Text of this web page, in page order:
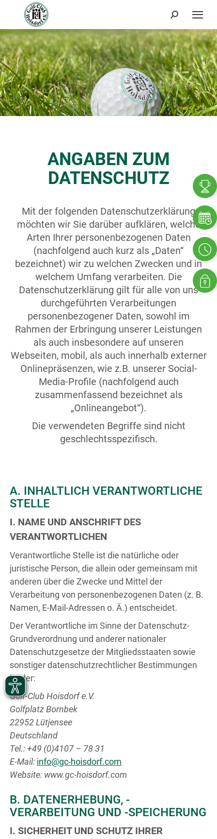
Search:
ANGABEN ZUM
DATENSCHUTZ
Mit der folgenden Datenschutzerklärung
möchten wir Sie darüber aufklären, welche
Arten Ihrer personenbezogenen Daten
(nachfolgend auch kurz als „Daten“
bezeichnet) wir zu welchen Zwecken und in
welchem Umfang verarbeiten. Die
Datenschutzerklärung gilt für alle von uns
durchgeführten Verarbeitungen
personenbezogener Daten, sowohl im
Rahmen der Erbringung unserer Leistungen
als auch insbesondere auf unseren
Webseiten, mobil, als auch innerhalb externer
Onlinepräsenzen, wie z.B. unserer Social-
Media-Profile (nachfolgend auch
zusammenfassend bezeichnet als
„Onlineangebot“).
Die verwendeten Begriffe sind nicht
geschlechtsspezifisch.
A. INHALTLICH VERANTWORTLICHE
STELLE
I. NAME UND ANSCHRIFT DES
VERANTWORTLICHEN
Verantwortliche Stelle ist die natürliche oder
juristische Person, die allein oder gemeinsam mit
anderen über die Zwecke und Mittel der
Verarbeitung von personenbezogenen Daten (z. B.
Namen, E-Mail-Adressen o. Ä.) entscheidet.
Der Verantwortliche im Sinne der Datenschutz-
Grundverordnung und anderer nationaler
Datenschutzgesetze der Mitgliedsstaaten sowie
sonstiger datenschutzrechtlicher Bestimmungen
ist der:
Golf-Club Hoisdorf e.V.
Golfplatz Bornbek
22952 Lütjensee
Deutschland
Tel.: +49 (0)4107 – 78 31
E-Mail: info@gc-hoisdorf.com
Website: www.gc-hoisdorf.com
B. DATENERHEBUNG, -
VERARBEITUNG UND -SPEICHERUNG
I. SICHERHEIT UND SCHUTZ IHRER